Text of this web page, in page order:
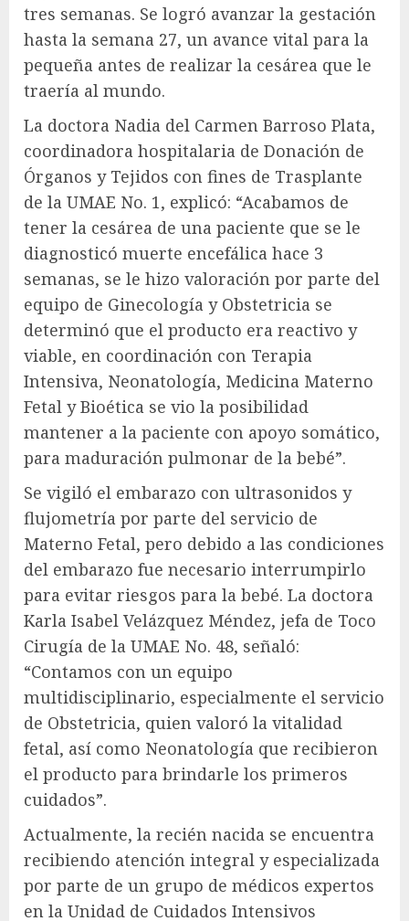
tres semanas. Se logró avanzar la gestación
hasta la semana 27, un avance vital para la
pequeña antes de realizar la cesárea que le
traería al mundo.
La doctora Nadia del Carmen Barroso Plata,
coordinadora hospitalaria de Donación de
Órganos y Tejidos con fines de Trasplante
de la UMAE No. 1, explicó: “Acabamos de
tener la cesárea de una paciente que se le
diagnosticó muerte encefálica hace 3
semanas, se le hizo valoración por parte del
equipo de Ginecología y Obstetricia se
determinó que el producto era reactivo y
viable, en coordinación con Terapia
Intensiva, Neonatología, Medicina Materno
Fetal y Bioética se vio la posibilidad
mantener a la paciente con apoyo somático,
para maduración pulmonar de la bebé”.
Se vigiló el embarazo con ultrasonidos y
flujometría por parte del servicio de
Materno Fetal, pero debido a las condiciones
del embarazo fue necesario interrumpirlo
para evitar riesgos para la bebé. La doctora
Karla Isabel Velázquez Méndez, jefa de Toco
Cirugía de la UMAE No. 48, señaló:
“Contamos con un equipo
multidisciplinario, especialmente el servicio
de Obstetricia, quien valoró la vitalidad
fetal, así como Neonatología que recibieron
el producto para brindarle los primeros
cuidados”.
Actualmente, la recién nacida se encuentra
recibiendo atención integral y especializada
por parte de un grupo de médicos expertos
en la Unidad de Cuidados Intensivos